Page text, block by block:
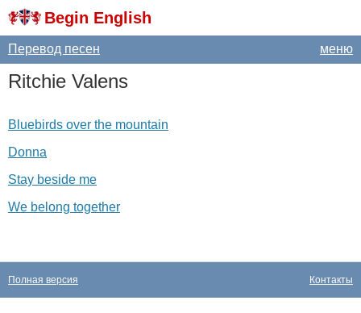
Begin English
меню
Перевод песен
Ritchie Valens
Bluebirds over the mountain
Donna
Stay beside me
We belong together
Контакты
Полная версия